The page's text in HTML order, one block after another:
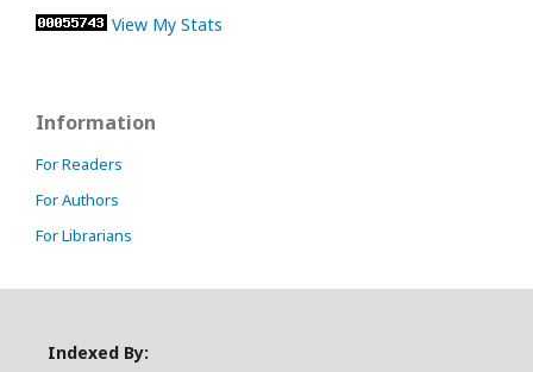
View My Stats
Information
For Readers
For Authors
For Librarians
Indexed By: